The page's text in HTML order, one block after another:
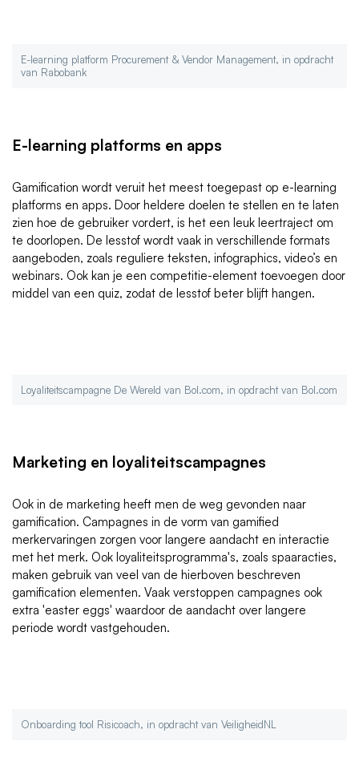
E-learning platform Procurement & Vendor Management, in opdracht
van Rabobank
E-learning platforms en apps
Gamification wordt veruit het meest toegepast op e-learning
platforms en apps. Door heldere doelen te stellen en te laten
zien hoe de gebruiker vordert, is het een leuk leertraject om
te doorlopen. De lesstof wordt vaak in verschillende formats
aangeboden, zoals reguliere teksten, infographics, video’s en
webinars. Ook kan je een competitie-element toevoegen door
middel van een quiz, zodat de lesstof beter blijft hangen.
Loyaliteitscampagne De Wereld van Bol.com, in opdracht van Bol.com
Marketing en loyaliteitscampagnes
Ook in de marketing heeft men de weg gevonden naar
gamification. Campagnes in de vorm van gamified
merkervaringen zorgen voor langere aandacht en interactie
met het merk. Ook loyaliteitsprogramma's, zoals spaaracties,
maken gebruik van veel van de hierboven beschreven
gamification elementen. Vaak verstoppen campagnes ook
extra 'easter eggs' waardoor de aandacht over langere
periode wordt vastgehouden.
Onboarding tool Risicoach, in opdracht van VeiligheidNL